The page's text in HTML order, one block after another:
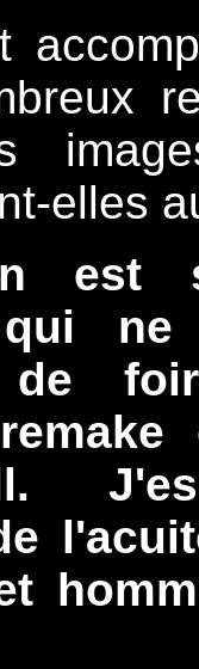
elles
est
qui
de